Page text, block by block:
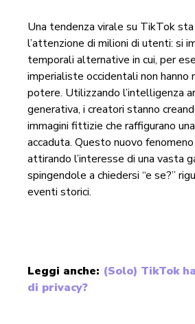
Una tendenza virale su TikTok
l’attenzione di milioni di utenti: si
temporali alternative in cui, per
imperialiste occidentali non hanno
potere. Utilizzando l’intelligenza
generativa, i creatori stanno
immagini fittizie che raffigurano
accaduta. Questo nuovo
attirando l’interesse di una vasta
spingendole a chiedersi “e se?”
eventi storici.
Leggi anche: (Solo) TikTok
di privacy?